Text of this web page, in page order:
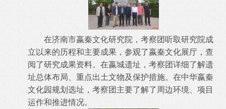
在济南市嬴秦文化研究院，考察团听取研究院成
立以来的历程和主要成果，参观了嬴秦文化展厅，查
阅了研究成果资料。在嬴城遗址，考察团详细了解遗
址总体布局、重点出土文物及保护措施。在中华嬴秦
文化园规划选址，考察团主要了解了周边环境、项目
运作和推进情况。